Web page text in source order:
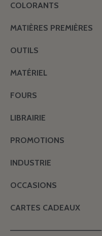
COLORANTS
MATIÈRES PREMIÈRES
OUTILS
MATÉRIEL
FOURS
LIBRAIRIE
PROMOTIONS
INDUSTRIE
OCCASIONS
CARTES CADEAUX
———————————————